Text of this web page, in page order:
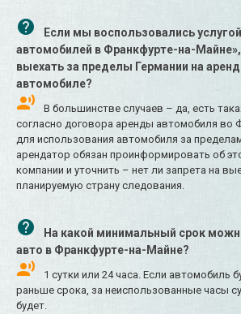
Если мы воспользовались
автомобилей в Франкфурте-на-
выехать за пределы Германии на
автомобиле?
В большинстве случаев – да, есть
согласно договора аренды автомобиля во
для использования автомобиля за
арендатор обязан проинформировать об
компании и уточнить – нет ли запрета на
планируемую страну следования.
На какой минимальный срок
авто в Франкфурте-на-Майне?
1 сутки или 24 часа. Если автомобиль
раньше срока, за неиспользованные часы
будет.